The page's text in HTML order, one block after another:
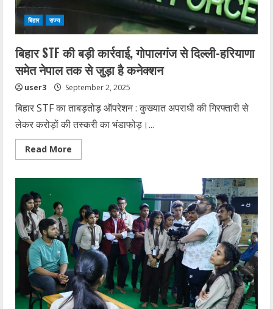
बिहार राज्य
बिहार STF की बड़ी कार्रवाई, गोपालगंज से दिल्ली-हरियाणा
समेत नेपाल तक से जुड़ा है कनेक्शन
user3 September 2, 2025
बिहार STF का ताबड़तोड़ ऑपरेशन : कुख्यात अपराधी की गिरफ्तारी से
लेकर करोड़ों की तस्करी का भंडाफोड़।...
Read More
more
कार्रवाई,
गोपालगंज
से
दिल्ली-
हरियाणा
समेत
नेपाल
तक
से
जुड़ा
है
कनेक्शन